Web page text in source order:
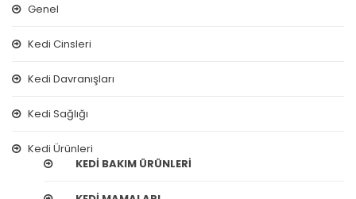
Genel
Kedi Cinsleri
Kedi Davranışları
Kedi Sağlığı
Kedi Ürünleri
KEDI BAKIM ÜRÜNLERI